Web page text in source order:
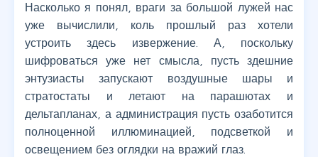
Насколько я понял, враги за большой лужей нас
уже вычислили, коль прошлый раз хотели
устроить здесь извержение. А, поскольку
шифроваться уже нет смысла, пусть здешние
энтузиасты запускают воздушные шары и
стратостаты и летают на парашютах и
дельтапланах, а администрация пусть озаботится
полноценной иллюминацией, подсветкой и
освещением без оглядки на вражий глаз.